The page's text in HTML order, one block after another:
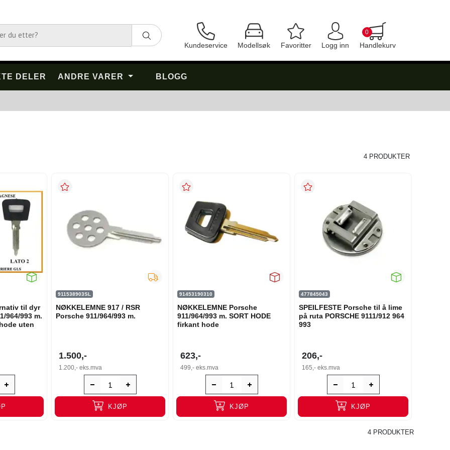
Kundeservice Modellsøk Favoritter Logg inn Handlekurv
0
DELER ANDRE VARER BLOGG
4 PRODUKTER
til dyr
964/993 m.
uten
911538903SL
NØKKELEMNE 917 / RSR
Porsche 911/964/993 m.
1.500,-
1.200,- eks.mva
KJØP
91453190310
NØKKELEMNE Porsche
911/964/993 m. SORT HODE
firkant hode
623,-
499,- eks.mva
KJØP
477845043
SPEILFESTE Porsche til å lime
på ruta PORSCHE 9111/912 964
993
206,-
165,- eks.mva
KJØP
4 PRODUKTER